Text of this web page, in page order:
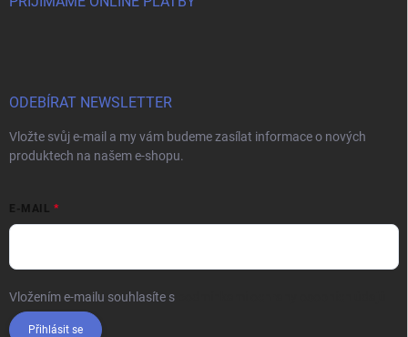
ODEBÍRAT NEWSLETTER
Vložte svůj e-mail a my vám budeme zasílat informace o nových
produktech na našem e-shopu.
E-MAIL
Vložením e-mailu souhlasíte s
Přihlásit se